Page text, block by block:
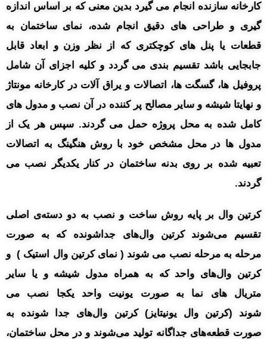
کارخانه سازنده انجام می گیرد بدین معنی که بر اساس اندازه
گیری و طراحی های دقیق انجام شده، نمای ساختمان به
قطعات یا پنل های کوچکتری که از نظر وزن و ابعاد قابل
جابجایی باشد تقسیم بندی می گردد و کلیه اجزای آن شامل
پروفیل ها، گسگت ها، اتصالات و یراق آلات در کارخانه مونتاژ
و نهایتا شیشه و سایر مصالح پر کننده در آن نصب و مدول های
کامل شده به محل پروژه حمل می گردند. سپس هر یک از
مدول ها در محل مشخص خود با روش هنگینگ به اتصالات
تعبیه شده بر روی بدنه ساختمان در کنار یکدیگر نصب می
گردند.
کرتین وال بر پایه روش ساخت و نصب به دو دسته‌ی اصلی
تقسیم می‌شوند کرتین وال‌های جداشونده که به صورت
مرحله به مرحله نصب می شوند ( نمای کرتین وال استیک ) و
کرتین وال‌های واحد که به همراه مدول شیشه و یا سایر
متریال های نما به صورت یونیت واحد یکجا نصب می
شوند (کرتین وال یونیتایز) کرتین وال‌های جدا شونده به
صورت قطعه‌های جداگانه تولید می‌شوند و در محل ساختمان،